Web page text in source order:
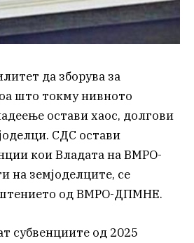
да зборува за
што токму нивното
остави хаос, долгови
СДС остави
кои Владата на ВМРО-
на земјоделците, се
од ВМРО-ДПМНЕ.
субвенциите од 2025